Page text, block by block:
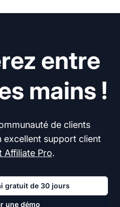
entre
mains !
de clients
excellent support client
Affiliate Pro.
gratuit de 30 jours
une démo